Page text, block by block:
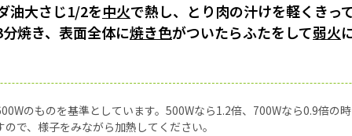
油大さじ1/2を中火で熱し、とり肉の汁けを軽くきっ
焼き、表面全体に焼き色がついたらふたをして弱火
のものを基準としています。500Wなら1.2倍、700Wなら0.9倍の
で、様子をみながら加熱してください。